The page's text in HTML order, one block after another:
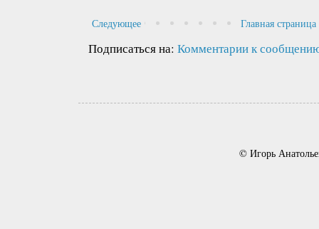
Следующее Главная страница
Подписаться на: Комментарии к
© Игорь